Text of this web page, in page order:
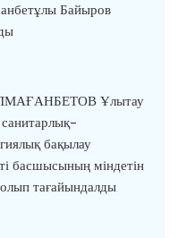
Байыров
Ұлытау
бақылау
басшысының міндетін
тағайындалды